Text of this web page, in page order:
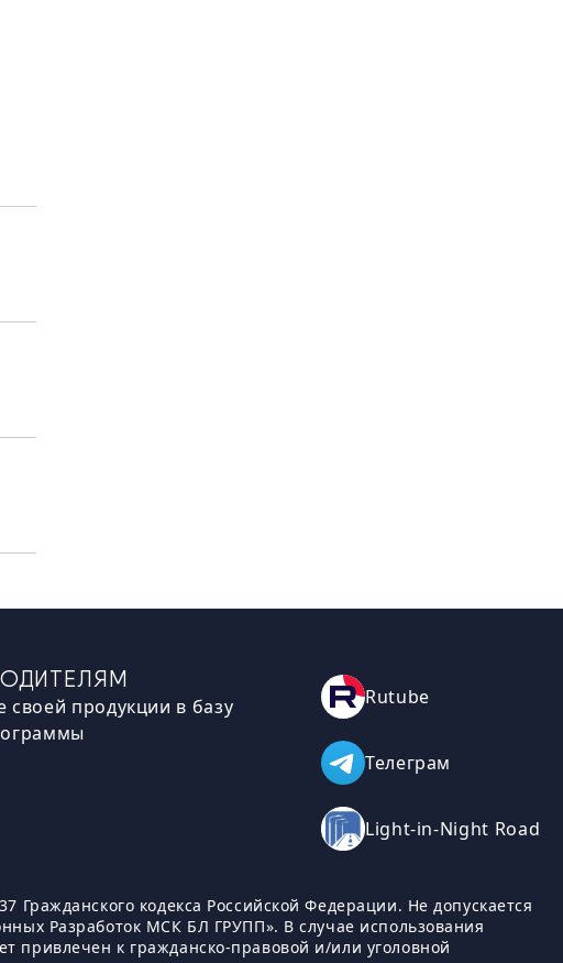
своей продукции в базу
Rutube
Телеграм
Light-in-Night Road
кодекса Российской Федерации. Не допускается
Разработок МСК БЛ ГРУПП». В случае использования
к гражданско-правовой и/или уголовной